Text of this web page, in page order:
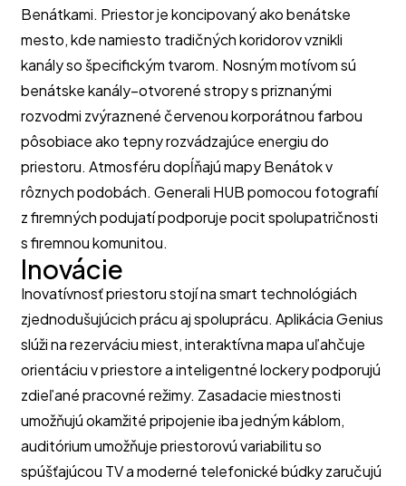
Benátkami. Priestor je koncipovaný ako benátske
mesto, kde namiesto tradičných koridorov vznikli
kanály so špecifickým tvarom. Nosným motívom sú
benátske kanály–otvorené stropy s priznanými
rozvodmi zvýraznené červenou korporátnou farbou
pôsobiace ako tepny rozvádzajúce energiu do
priestoru. Atmosféru dopĺňajú mapy Benátok v
rôznych podobách. Generali HUB pomocou fotografií
z firemných podujatí podporuje pocit spolupatričnosti
s firemnou komunitou.
Inovácie
Inovatívnosť priestoru stojí na smart technológiách
zjednodušujúcich prácu aj spoluprácu. Aplikácia Genius
slúži na rezerváciu miest, interaktívna mapa uľahčuje
orientáciu v priestore a inteligentné lockery podporujú
zdieľané pracovné režimy. Zasadacie miestnosti
umožňujú okamžité pripojenie iba jedným káblom,
auditórium umožňuje priestorovú variabilitu so
spúšťajúcou TV a moderné telefonické búdky zaručujú